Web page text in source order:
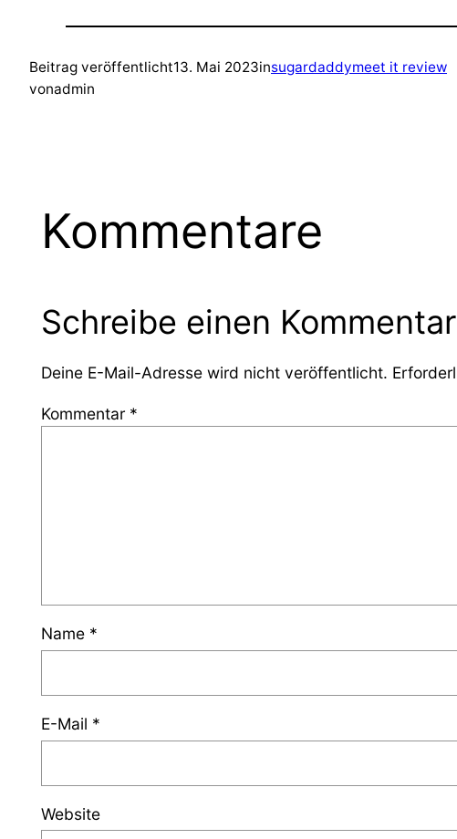
Beitrag veröffentlicht13. Mai 2023insugardaddymeet it review
vonadmin
Kommentare
Schreibe einen Kommentar
Deine E-Mail-Adresse wird nicht veröffentlicht.
Kommentar *
Name *
E-Mail *
Website